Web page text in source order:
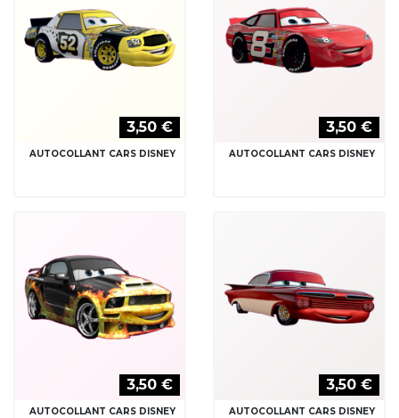
3,50 €
AUTOCOLLANT CARS DISNEY
3,50 €
AUTOCOLLANT CARS DISNEY
3,50 €
AUTOCOLLANT CARS DISNEY
3,50 €
AUTOCOLLANT CARS DISNEY